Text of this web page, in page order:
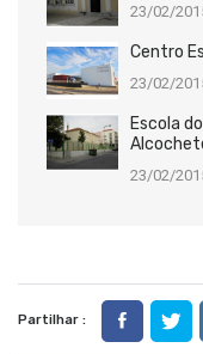
23/02/
Centro
23/02/
Escola
23/02/
Partilhar :